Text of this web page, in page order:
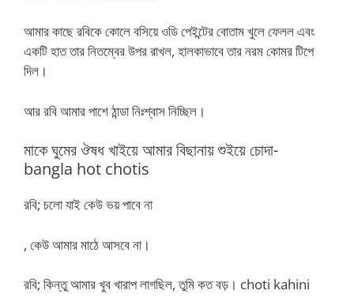
আমার কাছে রবিকে কোলে বসিয়ে ওডি পেইন্টের বোতাম খুলে ফেলল এবং
একটি হাত তার নিতম্বের উপর রাখল, হালকাভাবে তার নরম কোমর টিপে
দিল।
আর রবি আমার পাশে ঠান্ডা নিঃশ্বাস নিচ্ছিল।
মাকে ঘুমের ঔষধ খাইয়ে আমার বিছানায় শুইয়ে চোদা-
bangla hot chotis
রবি; চলো যাই কেউ ভয় পাবে না
, কেউ আমার মাঠে আসবে না।
রবি; কিন্তু আমার খুব খারাপ লাগছিল, তুমি কত বড়। choti kahini